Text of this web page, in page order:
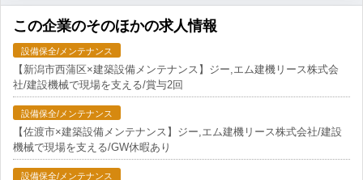
この企業のそのほかの求人情報
【新潟市西蒲区×建築設備メンテナンス】ジー,エム建機リース株式会
社/建設機械で現場を支える/賞与2回
設備保全/メンテナンス
【佐渡市×建築設備メンテナンス】ジー,エム建機リース株式会社/建設
機械で現場を支える/GW休暇あり
設備保全/メンテナンス
設備保全/メンテナンス